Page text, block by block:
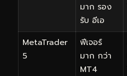
มาก รอง
รับ อีเอ
MetaTrader
5
ฟีเจอร์
มาก กว่า
MT4